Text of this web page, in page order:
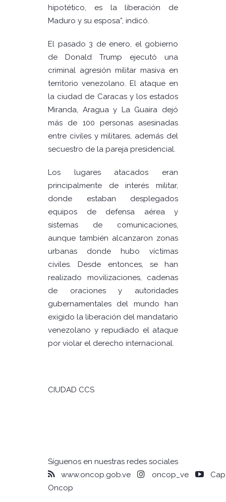
hipotético, es la liberación de
Maduro y su esposa”, indicó.
El pasado 3 de enero, el gobierno
de Donald Trump ejecutó una
criminal agresión militar masiva en
territorio venezolano. El ataque en
la ciudad de Caracas y los estados
Miranda, Aragua y La Guaira dejó
más de 100 personas asesinadas
entre civiles y militares, además del
secuestro de la pareja presidencial.
Los lugares atacados eran
principalmente de interés militar,
donde estaban desplegados
equipos de defensa aérea y
sistemas de comunicaciones,
aunque también alcanzaron zonas
urbanas donde hubo víctimas
civiles. Desde entonces, se han
realizado movilizaciones, cadenas
de oraciones y autoridades
gubernamentales del mundo han
exigido la liberación del mandatario
venezolano y repudiado el ataque
por violar el derecho internacional.
CIUDAD CCS
Síguenos en nuestras redes sociales
www.oncop.gob.ve
oncop_ve
Oncop